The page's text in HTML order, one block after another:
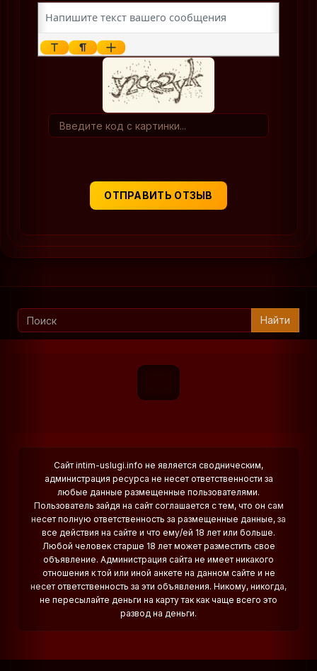
ОТПРАВИТЬ ОТЗЫВ
Найти
Сайт intim-uslugi.info не является сводническим,
администрация ресурса не несет ответственности за
любые данные размещенные пользователями.
Пользователь зайдя на сайт соглашается с тем, что он сам
несет полную ответственность за размещенные данные, за
все действия на сайте и что ему/ей 18 лет или больше.
Любой человек старше 18 лет может разместить свое
объявление. Администрация сайта не имеет никакого
отношения к той или иной анкете на данном сайте и не
несет ответственность за эти объявления. Никому, никогда,
не пересылайте деньги на карту так как чаще всего это
развод на деньги.